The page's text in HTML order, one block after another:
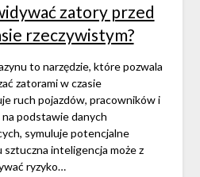
zatory przed
rzeczywistym?
to narzędzie, które pozwala
zatorami w czasie
ruch pojazdów, pracowników i
podstawie danych
symuluje potencjalne
sztuczna inteligencja może z
ryzyko…